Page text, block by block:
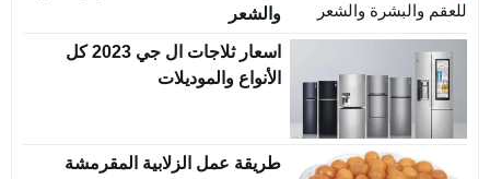
والشعر
اسعار ثلاجات ال جي 2023 كل
الأنواع والموديلات
طريقة عمل الزلابية المقرمشة